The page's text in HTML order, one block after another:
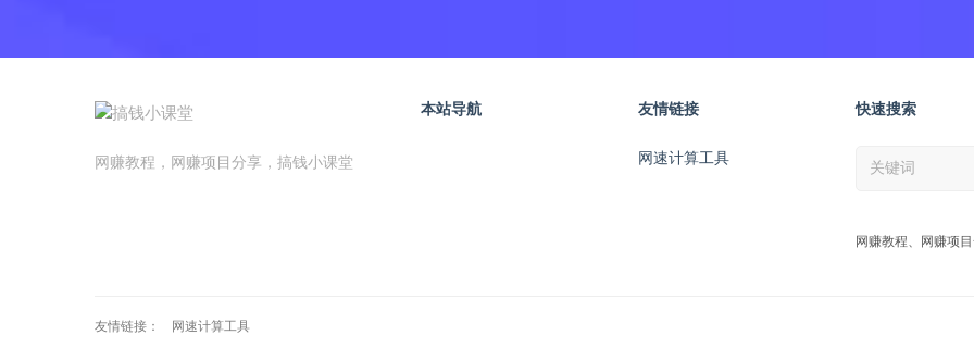
网赚教程，网赚项目分享，搞钱小课堂
本站导航 友情链接
网速计算工具
快速搜索
网赚教程、网赚项
友情链接： 网速计算工具